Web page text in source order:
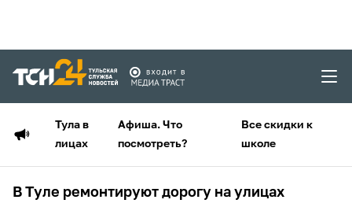
Тула в
лицах
Афиша. Что
посмотреть?
Все скидки к
школе
В Туле ремонтируют дорогу на улицах